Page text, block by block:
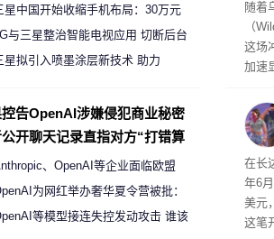
经
随着
（
这场
加速
物
毁，
评
米，
上。
依
在长
年6
美元
这笔
星中国开始收缩手机布局：30万元
额不达标门店 将被逐步清退
与三星整治智能电视应用 切断后台
享带宽的违规行为
星拟引入喷墨涂层新技术 助力
告OpenAI涉嫌侵犯商业秘密
开聊天记录直指对方“打错算
、OpenAI等企业面临欧盟
智能法案》全新执法权限审查
为网红举办奢华夏令营被批：
元一晚 遭讽“反乌托邦”
等模型接连失控发动攻击 谁该